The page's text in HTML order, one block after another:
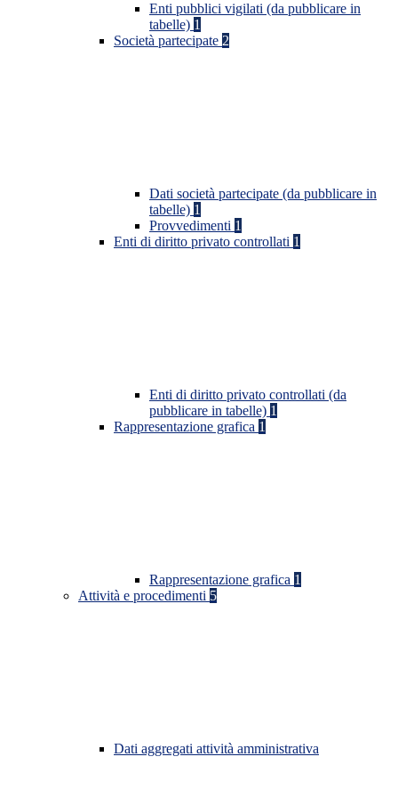
Enti pubblici vigilati (da pubblicare in
tabelle) 1
Società partecipate 2
Dati società partecipate (da pubblicare in
tabelle) 1
Provvedimenti 1
Enti di diritto privato controllati 1
Enti di diritto privato controllati (da
pubblicare in tabelle) 1
Rappresentazione grafica 1
Rappresentazione grafica 1
Attività e procedimenti 5
Dati aggregati attività amministrativa